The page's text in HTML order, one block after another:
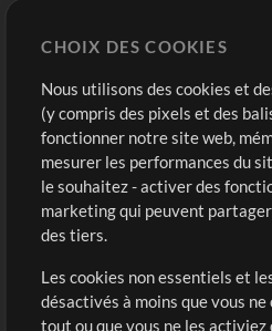
Modèles ProPresenter
Sons
Boutique
Acheter des crédits
Contenu gratuit
Demander les pistes
Extras
CHOIX DES COOKIES
Nous utilisons des cookies et
(y compris des pixels et des
fonctionner notre site web,
mesurer les performances du
le souhaitez - activer des
marketing qui peuvent
des tiers.
Les cookies non essentiels et
désactivés à moins que vous
tout ou que vous ne les activiez